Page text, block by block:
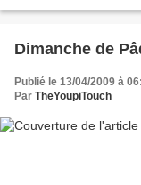
Dimanche de
Publié le 13/04/2009 à
Par TheYoupiTouch